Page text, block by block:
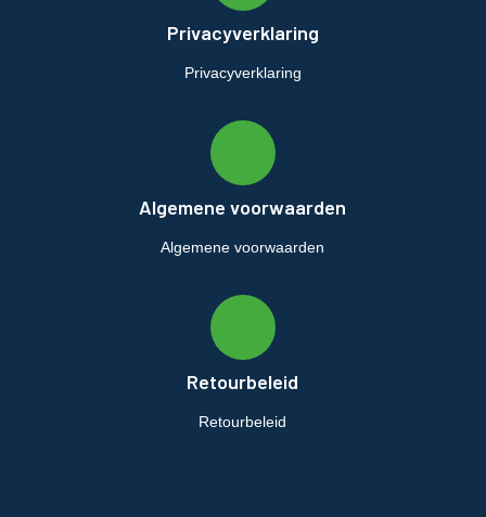
Privacyverklaring
Privacyverklaring
Algemene voorwaarden
Algemene voorwaarden
Retourbeleid
Retourbeleid